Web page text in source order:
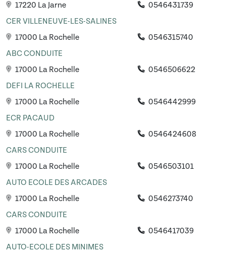
17220 La Jarne
0546431739
CER VILLENEUVE-LES-SALINES
17000 La Rochelle
0546315740
ABC CONDUITE
17000 La Rochelle
0546506622
DEFI LA ROCHELLE
17000 La Rochelle
0546442999
ECR PACAUD
17000 La Rochelle
0546424608
CARS CONDUITE
17000 La Rochelle
0546503101
AUTO ECOLE DES ARCADES
17000 La Rochelle
0546273740
CARS CONDUITE
17000 La Rochelle
0546417039
AUTO-ECOLE DES MINIMES